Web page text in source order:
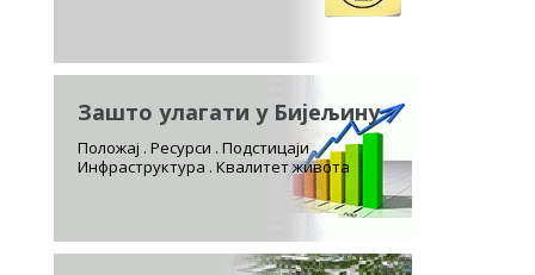
Зашто улагати у Бијељину
Положај . Ресурси . Подстицаји
Инфраструктура . Квалитет живота